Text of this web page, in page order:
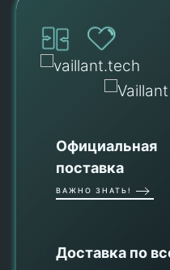
Официальная
поставка
ВАЖНО ЗНАТЬ!
Доставка по